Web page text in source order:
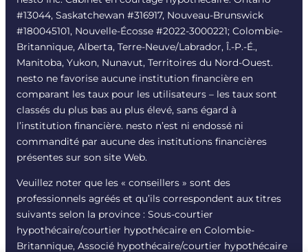
#13044, Saskatchewan #316917, Nouveau-Brunswick
#180045101, Nouvelle-Écosse #2022-3000221; Colombie-
Britannique, Alberta, Terre-Neuve/Labrador, Î.-P.-É.,
Manitoba, Yukon, Nunavut, Territoires du Nord-Ouest.
nesto ne favorise aucune institution financière en
comparant les taux pour les utilisateurs – les taux sont
classés du plus bas au plus élevé, sans égard à
l’institution financière. nesto n’est ni endossé ni
commandité par aucune des institutions financières
présentes sur son site Web.
Veuillez noter que les « conseillers » sont des
professionnels agréés et qu’ils correspondent aux titres
suivants selon la province : Sous-courtier
hypothécaire/courtier hypothécaire en Colombie-
Britannique, Associé hypothécaire/courtier hypothécaire